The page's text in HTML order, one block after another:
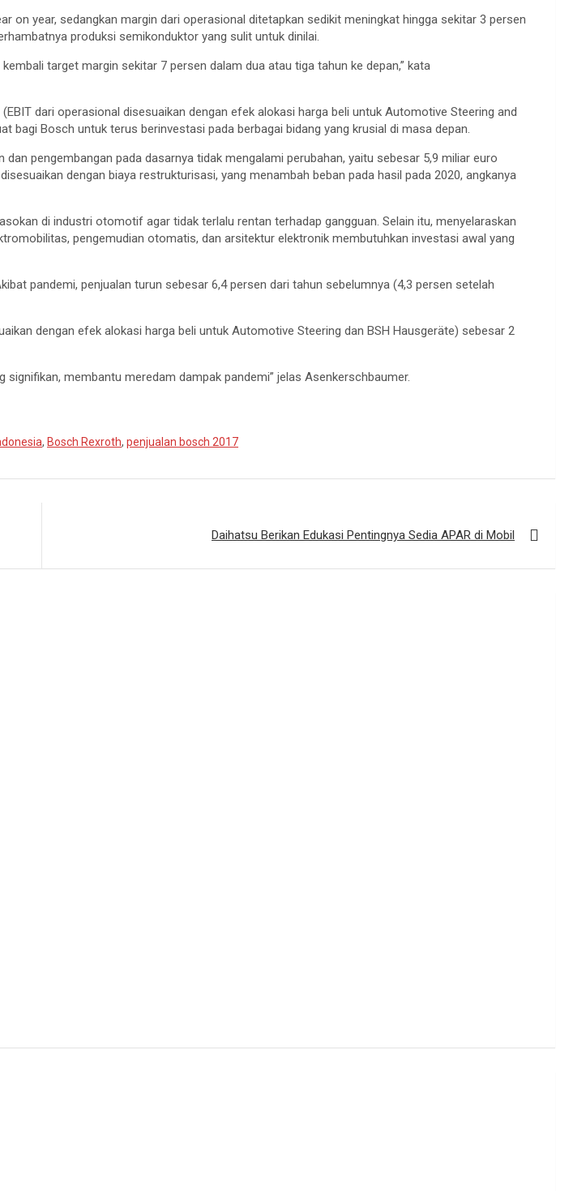
on year, sedangkan margin dari operasional ditetapkan sedikit meningkat hingga sekitar 3 persen
produksi semikonduktor yang sulit untuk dinilai.
target margin sekitar 7 persen dalam dua atau tiga tahun ke depan,” kata
dari operasional disesuaikan dengan efek alokasi harga beli untuk Automotive Steering and
bagi Bosch untuk terus berinvestasi pada berbagai bidang yang krusial di masa depan.
pengembangan pada dasarnya tidak mengalami perubahan, yaitu sebesar 5,9 miliar euro
dengan biaya restrukturisasi, yang menambah beban pada hasil pada 2020, angkanya
di industri otomotif agar tidak terlalu rentan terhadap gangguan. Selain itu, menyelaraskan
pengemudian otomatis, dan arsitektur elektronik membutuhkan investasi awal yang
pandemi, penjualan turun sebesar 6,4 persen dari tahun sebelumnya (4,3 persen setelah
dengan efek alokasi harga beli untuk Automotive Steering dan BSH Hausgeräte) sebesar 2
membantu meredam dampak pandemi” jelas Asenkerschbaumer.
, Bosch Rexroth, penjualan bosch 2017
Daihatsu Berikan Edukasi Pentingnya Sedia APAR di Mobil